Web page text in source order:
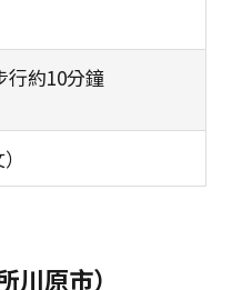
行約10分鐘
川原市）